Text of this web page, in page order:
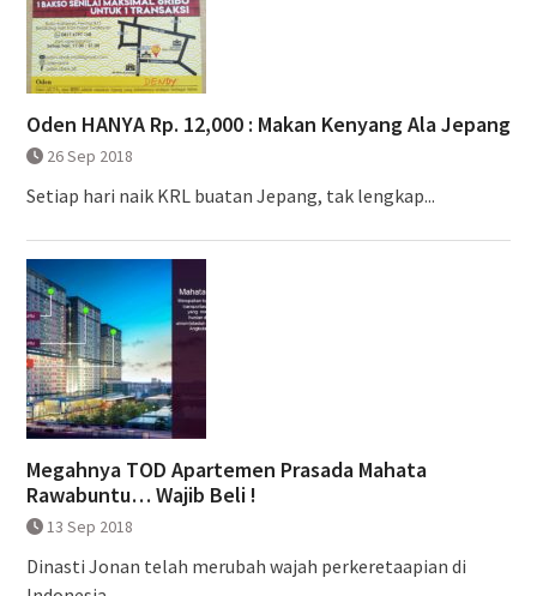
Oden HANYA Rp. 12,000 : Makan Kenyang Ala Jepang
26 Sep 2018
Setiap hari naik KRL buatan Jepang, tak lengkap...
Megahnya TOD Apartemen Prasada Mahata
Rawabuntu… Wajib Beli !
13 Sep 2018
Dinasti Jonan telah merubah wajah perkeretaapian di